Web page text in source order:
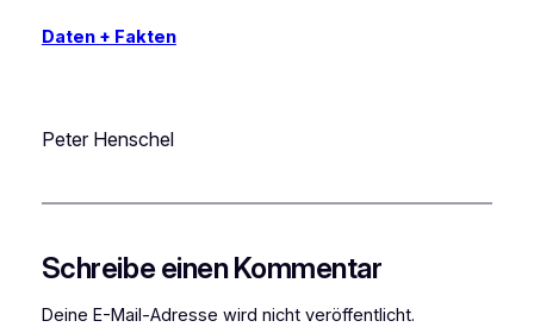
Daten + Fakten
Peter Henschel
Schreibe einen Kommentar
Deine E-Mail-Adresse wird nicht veröffentlicht.